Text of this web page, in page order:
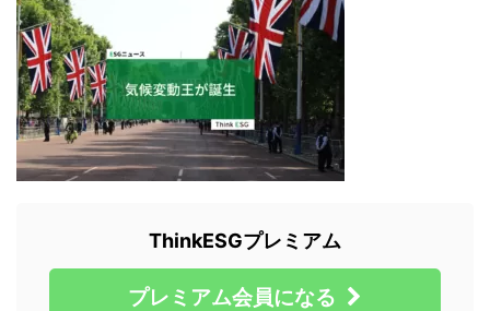
ThinkESGプレミアム
プレミアム会員になる